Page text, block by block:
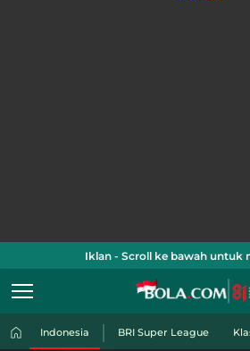
Iklan - Scroll ke bawah untuk
Indonesia BRI Super League